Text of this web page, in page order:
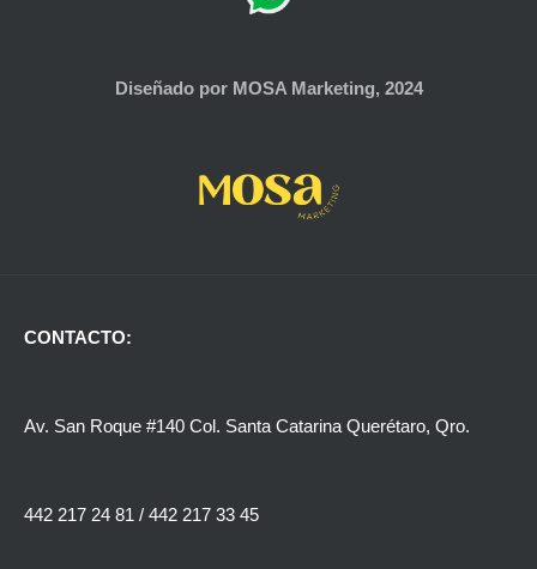
Diseñado por MOSA Marketing, 2024
CONTACTO:
Av. San Roque #140 Col. Santa Catarina Querétaro, Qro.
442 217 24 81 / 442 217 33 45